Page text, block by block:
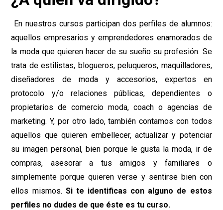
En nuestros cursos participan dos perfiles de alumnos:
aquellos empresarios y emprendedores enamorados de
la moda que quieren hacer de su sueño su profesión. Se
trata de estilistas, blogueros, peluqueros, maquilladores,
diseñadores de moda y accesorios, expertos en
protocolo y/o relaciones públicas, dependientes o
propietarios de comercio moda, coach o agencias de
marketing. Y, por otro lado, también contamos con todos
aquellos que quieren embellecer, actualizar y potenciar
su imagen personal, bien porque le gusta la moda, ir de
compras, asesorar a tus amigos y familiares o
simplemente porque quieren verse y sentirse bien con
ellos mismos. Si te identificas con alguno de estos
perfiles no dudes de que éste es tu curso.